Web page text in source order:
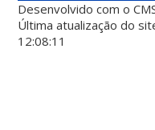
Desenvolvido com o
Última atualização do
12:08:11